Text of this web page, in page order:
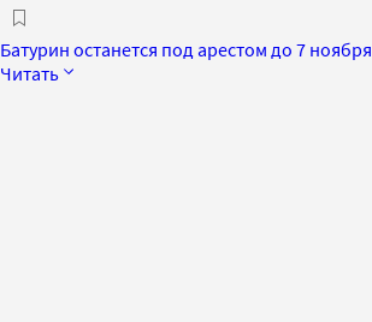
Батурин останется под арестом до 7 ноября
Читать